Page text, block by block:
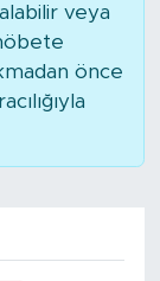
veya
önce